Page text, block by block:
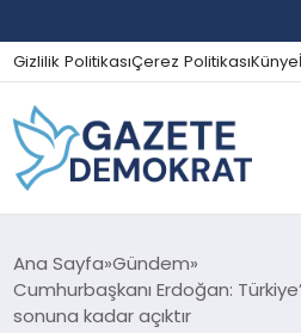
Gizlilik PolitikasıÇerez PolitikasıKünye
GÜNDEM
Ana Sayfa Gündem
Cumhurbaşkanı Erdoğan:
sonuna kadar açıktır